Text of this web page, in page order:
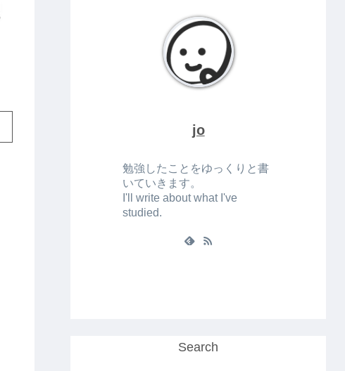
jo
勉強したことをゆっくりと書
いていきます。
I'll write about what I've
studied.
Search